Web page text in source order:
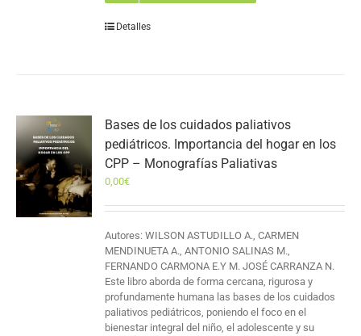
Detalles
Bases de los cuidados paliativos
pediátricos. Importancia del hogar en los
CPP – Monografías Paliativas
0,00€
Autores: WILSON ASTUDILLO A., CARMEN
MENDINUETA A., ANTONIO SALINAS M.,
FERNANDO CARMONA E.Y M. JOSÉ CARRANZA N.
Este libro aborda de forma cercana, rigurosa y
profundamente humana las bases de los cuidados
paliativos pediátricos, poniendo el foco en el
bienestar integral del niño, el adolescente y su